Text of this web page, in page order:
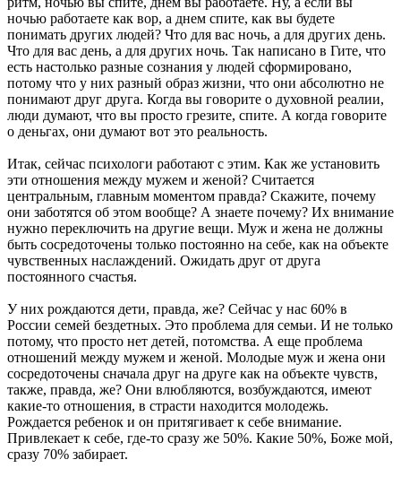
ночью работаете как вор, а днем спите, как вы будете
понимать других людей? Что для вас ночь, а для других день.
Что для вас день, а для других ночь. Так написано в Гите, что
есть настолько разные сознания у людей сформировано,
потому что у них разный образ жизни, что они абсолютно не
понимают друг друга. Когда вы говорите о духовной реалии,
люди думают, что вы просто грезите, спите. А когда говорите
о деньгах, они думают вот это реальность.
Итак, сейчас психологи работают с этим. Как же установить
эти отношения между мужем и женой? Считается
центральным, главным моментом правда? Скажите, почему
они заботятся об этом вообще? А знаете почему? Их внимание
нужно переключить на другие вещи. Муж и жена не должны
быть сосредоточены только постоянно на себе, как на объекте
чувственных наслаждений. Ожидать друг от друга
постоянного счастья.
У них рождаются дети, правда, же? Сейчас у нас 60% в
России семей бездетных. Это проблема для семьи. И не только
потому, что просто нет детей, потомства. А еще проблема
отношений между мужем и женой. Молодые муж и жена они
сосредоточены сначала друг на друге как на объекте чувств,
также, правда, же? Они влюбляются, возбуждаются, имеют
какие-то отношения, в страсти находится молодежь.
Рождается ребенок и он притягивает к себе внимание.
Привлекает к себе, где-то сразу же 50%. Какие 50%, Боже мой,
сразу 70% забирает.